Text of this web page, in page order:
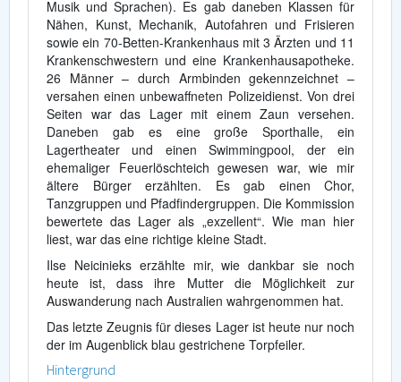
Musik und Sprachen). Es gab daneben Klassen für
Nähen, Kunst, Mechanik, Autofahren und Frisieren
sowie ein 70-Betten-Krankenhaus mit 3 Ärzten und 11
Krankenschwestern und eine Krankenhausapotheke.
26 Männer – durch Armbinden gekennzeichnet –
versahen einen unbewaffneten Polizeidienst. Von drei
Seiten war das Lager mit einem Zaun versehen.
Daneben gab es eine große Sporthalle, ein
Lagertheater und einen Swimmingpool, der ein
ehemaliger Feuerlöschteich gewesen war, wie mir
ältere Bürger erzählten. Es gab einen Chor,
Tanzgruppen und Pfadfindergruppen. Die Kommission
bewertete das Lager als „exzellent“. Wie man hier
liest, war das eine richtige kleine Stadt.
Ilse Neicinieks erzählte mir, wie dankbar sie noch
heute ist, dass ihre Mutter die Möglichkeit zur
Auswanderung nach Australien wahrgenommen hat.
Das letzte Zeugnis für dieses Lager ist heute nur noch
der im Augenblick blau gestrichene Torpfeiler.
Hintergrund